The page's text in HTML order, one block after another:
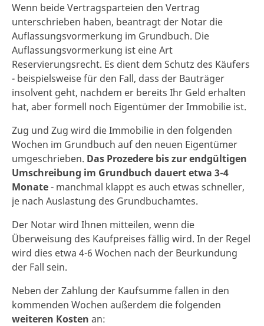
Wenn beide Vertragsparteien den Vertrag
unterschrieben haben, beantragt der Notar die
Auflassungsvormerkung im Grundbuch. Die
Auflassungsvormerkung ist eine Art
Reservierungsrecht. Es dient dem Schutz des Käufers
- beispielsweise für den Fall, dass der Bauträger
insolvent geht, nachdem er bereits Ihr Geld erhalten
hat, aber formell noch Eigentümer der Immobilie ist.
Zug und Zug wird die Immobilie in den folgenden
Wochen im Grundbuch auf den neuen Eigentümer
umgeschrieben. Das Prozedere bis zur endgültigen
Umschreibung im Grundbuch dauert etwa 3-4
Monate- manchmal klappt es auch etwas schneller,
je nach Auslastung des Grundbuchamtes.
Der Notar wird Ihnen mitteilen, wenn die
Überweisung des Kaufpreises fällig wird. In der Regel
wird dies etwa 4-6 Wochen nach der Beurkundung
der Fall sein.
Neben der Zahlung der Kaufsumme fallen in den
kommenden Wochen außerdem die folgenden
weiteren Kosten an: